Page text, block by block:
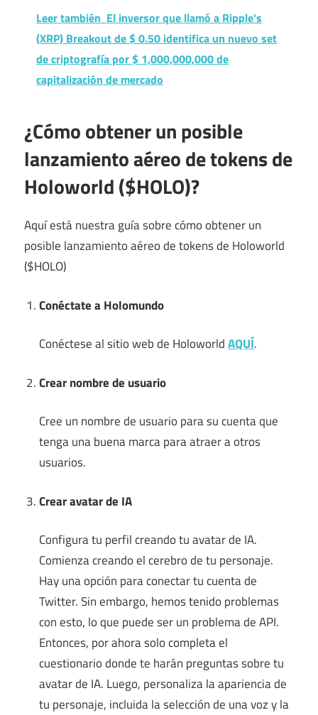
Leer también El inversor que llamó a Ripple's
(XRP) Breakout de $ 0.50 identifica un nuevo set
de criptografía por $ 1,000,000,000 de
capitalización de mercado
¿Cómo obtener un posible
lanzamiento aéreo de tokens de
Holoworld ($HOLO)?
Aquí está nuestra guía sobre cómo obtener un
posible lanzamiento aéreo de tokens de Holoworld
($HOLO)
Conéctate a Holomundo
Conéctese al sitio web de HoloworldAQUÍ.
Crear nombre de usuario
Cree un nombre de usuario para su cuenta que
tenga una buena marca para atraer a otros
usuarios.
Crear avatar de IA
Configura tu perfil creando tu avatar de IA.
Comienza creando el cerebro de tu personaje.
Hay una opción para conectar tu cuenta de
Twitter. Sin embargo, hemos tenido problemas
con esto, lo que puede ser un problema de API.
Entonces, por ahora solo completa el
cuestionario donde te harán preguntas sobre tu
avatar de IA. Luego, personaliza la apariencia de
tu personaje, incluida la selección de una voz y la